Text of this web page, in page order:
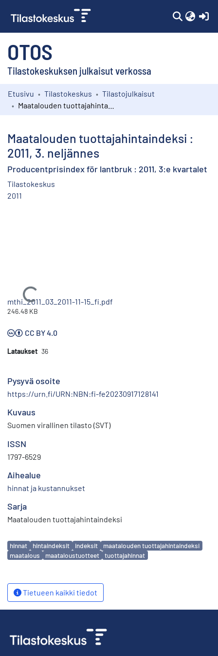
OTOS
Tilastokeskuksen julkaisut verkossa
Kokoelmat
Etusivu Tilastokeskus
Tilastojulkaisut
Maatalouden tuottajahintaindeksi :
2011, 3. neljännes
Producentprisindex för lantbruk : 2011, 3:e kvartalet
Tilastokeskus
2011
Ladataan...
mthi_2011_03_2011-11-15_fi.pdf
246.48 KB
CC BY 4.0
Lataukset 36
Pysyvä osoite
https://urn.fi/URN:NBN:fi-fe20230917128141
Kuvaus
Suomen virallinen tilasto (SVT)
ISSN
1797-6529
Aihealue
hinnat ja kustannukset
Sarja
Maatalouden tuottajahintaindeksi
Avainsanat
hinnat hintaindeksit indeksit
maatalouden tuottajahintaindeksi
maatalous
maataloustuotteet tuottajahinnat
Tietueen kaikki tiedot